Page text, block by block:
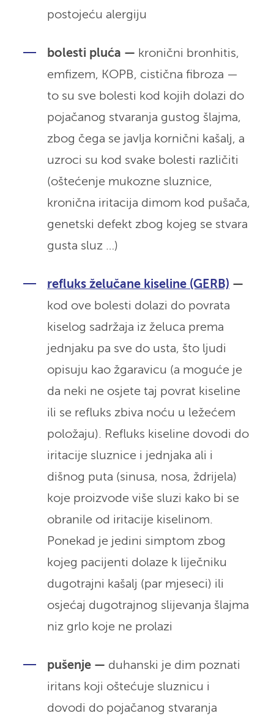
postojeću alergiju
bolesti pluća — kronični bronhitis,
emfizem, KOPB, cistična fibroza —
to su sve bolesti kod kojih dolazi do
pojačanog stvaranja gustog šlajma,
zbog čega se javlja kornični kašalj, a
uzroci su kod svake bolesti različiti
(oštećenje mukozne sluznice,
kronična iritacija dimom kod pušača,
genetski defekt zbog kojeg se stvara
gusta sluz …)
refluks želučane kiseline (GERB) —
kod ove bolesti dolazi do povrata
kiselog sadržaja iz želuca prema
jednjaku pa sve do usta, što ljudi
opisuju kao žgaravicu (a moguće je
da neki ne osjete taj povrat kiseline
ili se refluks zbiva noću u ležećem
položaju). Refluks kiseline dovodi do
iritacije sluznice i jednjaka ali i
dišnog puta (sinusa, nosa, ždrijela)
koje proizvode više sluzi kako bi se
obranile od iritacije kiselinom.
Ponekad je jedini simptom zbog
kojeg pacijenti dolaze k liječniku
dugotrajni kašalj (par mjeseci) ili
osjećaj dugotrajnog slijevanja šlajma
niz grlo koje ne prolazi
pušenje — duhanski je dim poznati
iritans koji oštećuje sluznicu i
dovodi do pojačanog stvaranja